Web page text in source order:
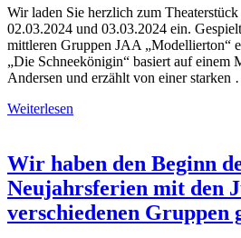
Wir laden Sie herzlich zum
02.03.2024 und 03.03.2024 ein.
mittleren Gruppen JAA „Modellierton“
„Die Schneekönigin“ basiert auf einem
Andersen und erzählt von einer starken
Weiterlesen
Wir haben den Beginn
Neujahrsferien mit den
verschiedenen Gruppen